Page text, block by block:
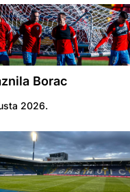
Borac
2026.